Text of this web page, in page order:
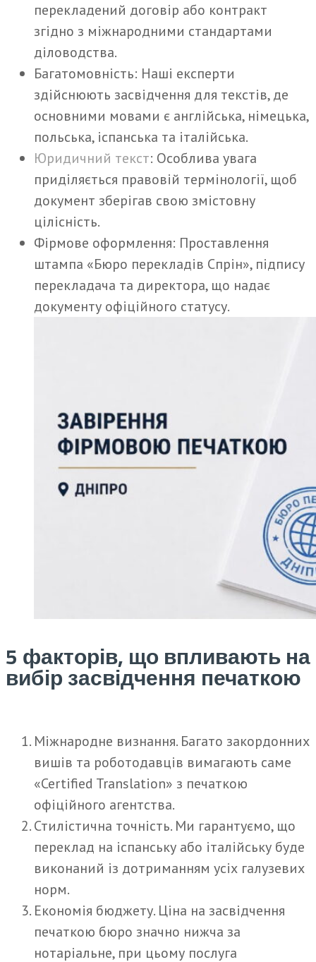
перекладений договір або контракт
згідно з міжнародними стандартами
діловодства.
Багатомовність: Наші експерти
здійснюють засвідчення для текстів, де
основними мовами є англійська, німецька,
польська, іспанська та італійська.
Юридичний текст: Особлива увага
приділяється правовій термінології, щоб
документ зберігав свою змістовну
цілісність.
Фірмове оформлення: Проставлення
штампа «Бюро перекладів Спрін», підпису
перекладача та директора, що надає
документу офіційного статусу.
5 факторів, що впливають на
вибір засвідчення печаткою
Міжнародне визнання. Багато закордонних
вишів та роботодавців вимагають саме
«Certified Translation» з печаткою
офіційного агентства.
Стилістична точність. Ми гарантуємо, що
переклад на іспанську або італійську буде
виконаний із дотриманням усіх галузевих
норм.
Економія бюджету. Ціна на засвідчення
печаткою бюро значно нижча за
нотаріальне, при цьому послуга